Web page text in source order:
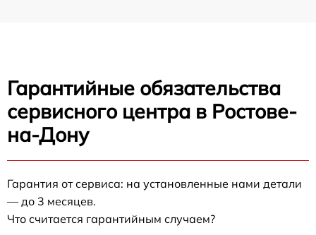
Гарантийные обязательства
сервисного центра в Ростове-
на-Дону
Гарантия от сервиса: на установленные нами детали
— до 3 месяцев.
Что считается гарантийным случаем?